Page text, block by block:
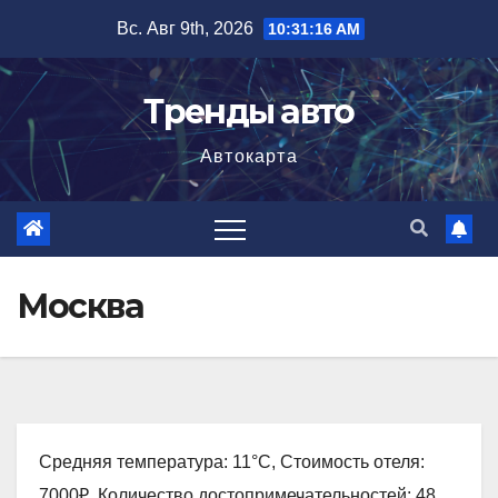
содержимому
Вс. Авг 9th, 2026 10:31:17 AM
Тренды авто
Автокарта
Москва
Средняя температура: 11°C, Стоимость отеля: